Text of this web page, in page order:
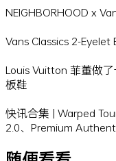
NEIGHBORHOOD x
Vans Classics 2-
Louis Vuitton 菲董做
板鞋
快讯合集 | Warped
2.0、Premium